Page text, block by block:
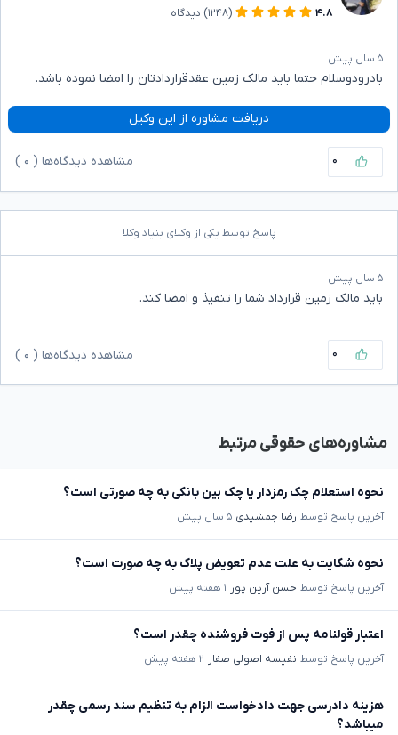
۴.۸
(۱۲۴۸) دیدگاه
۵ سال پیش
بادرودوسلام حتما باید مالک زمین عقدقراردادتان را امضا نموده باشد.
دریافت مشاوره از این وکیل
۰ مشاهده دیدگاه‌ها ( ۰
پاسخ توسط یکی از وکلای بنیاد وکلا
۵ سال پیش
باید مالک زمین قرارداد شما را تنفیذ و امضا کند.
۰ مشاهده دیدگاه‌ها ( ۰
مشاوره‌های حقوقی مرتبط
نحوه استعلام چک رمزدار یا چک بین بانکی به چه صورتی است؟
آخرین پاسخ توسط رضا جمشیدی ۵ سال پیش
نحوه شکایت به علت عدم تعویض پلاک به چه صورت است؟
آخرین پاسخ توسط حسن آرین پور ۱ هفته پیش
اعتبار قولنامه پس از فوت فروشنده چقدر است؟
آخرین پاسخ توسط نفیسه اصولی صفار ۲ هفته پیش
هزینه دادرسی جهت دادخواست الزام به تنظیم سند رسمی چقدر
میباشد؟